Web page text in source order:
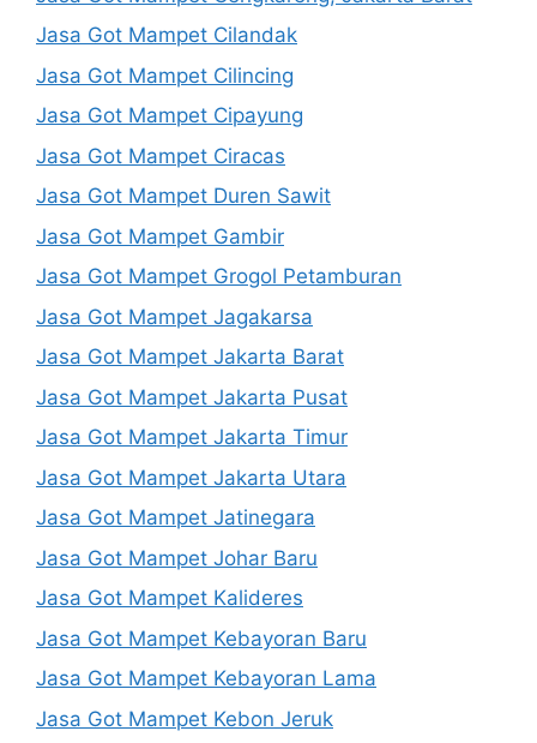
Jasa Got Mampet Cilandak
Jasa Got Mampet Cilincing
Jasa Got Mampet Cipayung
Jasa Got Mampet Ciracas
Jasa Got Mampet Duren Sawit
Jasa Got Mampet Gambir
Jasa Got Mampet Grogol Petamburan
Jasa Got Mampet Jagakarsa
Jasa Got Mampet Jakarta Barat
Jasa Got Mampet Jakarta Pusat
Jasa Got Mampet Jakarta Timur
Jasa Got Mampet Jakarta Utara
Jasa Got Mampet Jatinegara
Jasa Got Mampet Johar Baru
Jasa Got Mampet Kalideres
Jasa Got Mampet Kebayoran Baru
Jasa Got Mampet Kebayoran Lama
Jasa Got Mampet Kebon Jeruk